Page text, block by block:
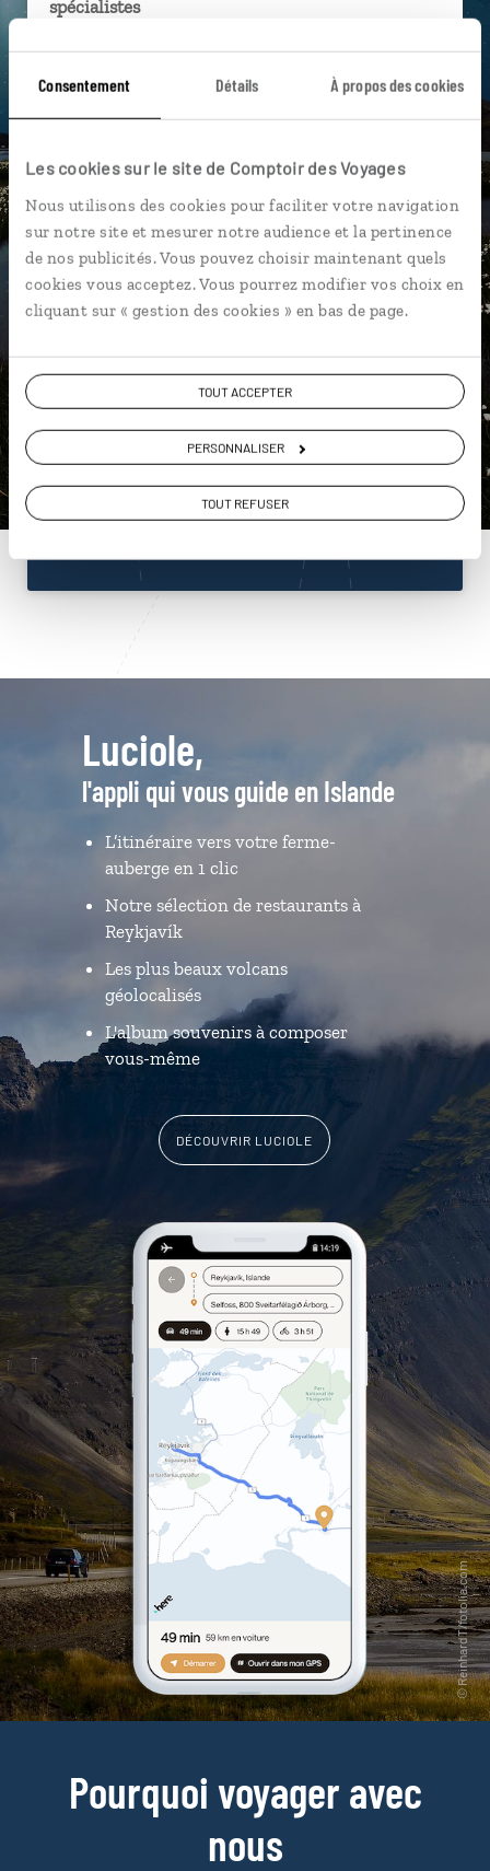
Consentement Détails À propos des cookies
Les cookies sur le site de Comptoir des Voyages
Nous utilisons des cookies pour faciliter votre navigation
sur notre site et mesurer notre audience et la pertinence
de nos publicités. Vous pouvez choisir maintenant quels
cookies vous acceptez. Vous pourrez modifier vos choix en
cliquant sur « gestion des cookies » en bas de page.
TOUT ACCEPTER
PERSONNALISER
TOUT REFUSER
spécialistes
Ils sauront organiser votre itinéraire au plus
près de vos envies et de la réalité du pays.
Échangez en face à face ou depuis nos studios
téléphone.
Vous gardez le même interlocuteur avant,
pendant et après votre voyage.
ou
Construisez votre voyage avec un spécialiste Islande
01 85 08 22 96
Luciole,
l'appli qui vous guide en Islande
L’itinéraire vers votre ferme-
auberge en 1 clic
Notre sélection de restaurants à
Reykjavík
Les plus beaux volcans
géolocalisés
L'album souvenirs à composer
vous-même
DÉCOUVRIR LUCIOLE
Pourquoi voyager avec
nous